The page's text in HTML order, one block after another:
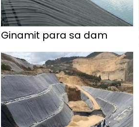
Ginamit para sa dam